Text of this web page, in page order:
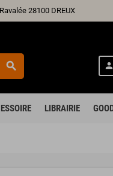
28100 DREUX
search person
LIBRAIRIE